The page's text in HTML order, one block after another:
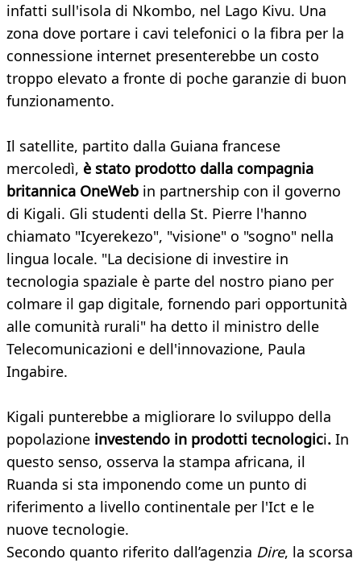
infatti sull'isola di Nkombo, nel Lago Kivu. Una
zona dove portare i cavi telefonici o la fibra per la
connessione internet presenterebbe un costo
troppo elevato a fronte di poche garanzie di buon
funzionamento.
Il satellite, partito dalla Guiana francese
mercoledì, è stato prodotto dalla compagnia
britannica OneWeb in partnership con il governo
di Kigali. Gli studenti della St. Pierre l'hanno
chiamato "Icyerekezo", "visione" o "sogno" nella
lingua locale. "La decisione di investire in
tecnologia spaziale è parte del nostro piano per
colmare il gap digitale, fornendo pari opportunità
alle comunità rurali" ha detto il ministro delle
Telecomunicazioni e dell'innovazione, Paula
Ingabire.
Kigali punterebbe a migliorare lo sviluppo della
popolazione investendo in prodotti tecnologici. In
questo senso, osserva la stampa africana, il
Ruanda si sta imponendo come un punto di
riferimento a livello continentale per l'Ict e le
nuove tecnologie.
Secondo quanto riferito dall’agenzia Dire, la scorsa